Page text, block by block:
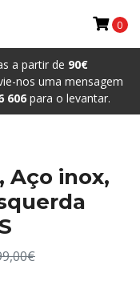
a partir de 90€
nos uma mensagem
606para o levantar.
0
Aço inox,